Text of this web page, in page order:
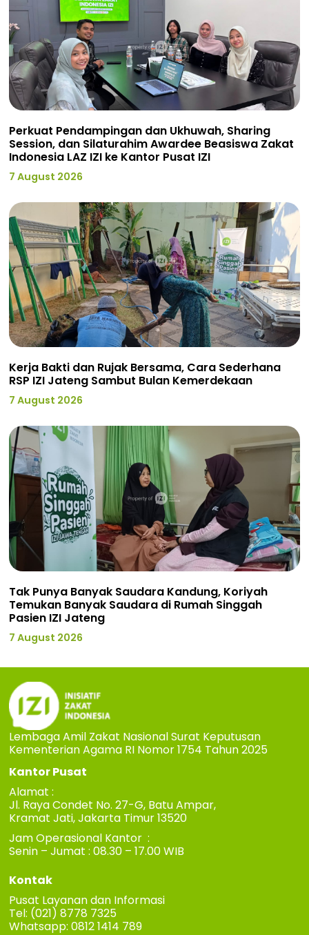
Perkuat Pendampingan dan Ukhuwah, Sharing
Session, dan Silaturahim Awardee Beasiswa Zakat
Indonesia LAZ IZI ke Kantor Pusat IZI
7 August 2026
Kerja Bakti dan Rujak Bersama, Cara Sederhana
RSP IZI Jateng Sambut Bulan Kemerdekaan
7 August 2026
Tak Punya Banyak Saudara Kandung, Koriyah
Temukan Banyak Saudara di Rumah Singgah
Pasien IZI Jateng
7 August 2026
Lembaga Amil Zakat Nasional Surat Keputusan
Kementerian Agama RI Nomor 1754 Tahun 2025
Kantor Pusat
Alamat :
Jl. Raya Condet No. 27-G, Batu Ampar,
Kramat Jati, Jakarta Timur 13520
Jam Operasional Kantor :
Senin – Jumat : 08.30 – 17.00 WIB
Kontak
Pusat Layanan dan Informasi
Tel: (021) 8778 7325
Whatsapp: 0812 1414 789